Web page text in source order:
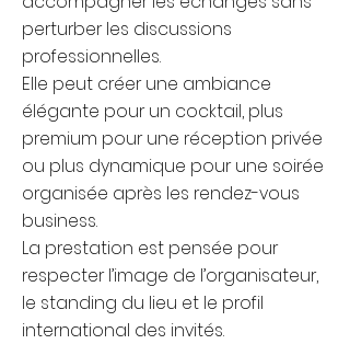
perturber les discussions
professionnelles.
Elle peut créer une ambiance
élégante pour un cocktail, plus
premium pour une réception privée
ou plus dynamique pour une soirée
organisée après les rendez-vous
business.
La prestation est pensée pour
respecter l’image de l’organisateur,
le standing du lieu et le profil
international des invités.